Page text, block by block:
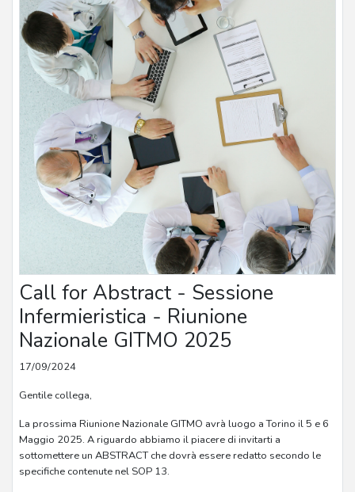
Call for Abstract - Sessione
Infermieristica - Riunione
Nazionale GITMO 2025
17/09/2024
Gentile collega,
La prossima Riunione Nazionale GITMO avrà luogo a Torino il 5 e 6
Maggio 2025. A riguardo abbiamo il piacere di invitarti a
sottomettere un ABSTRACT che dovrà essere redatto secondo le
specifiche contenute nel SOP 13.